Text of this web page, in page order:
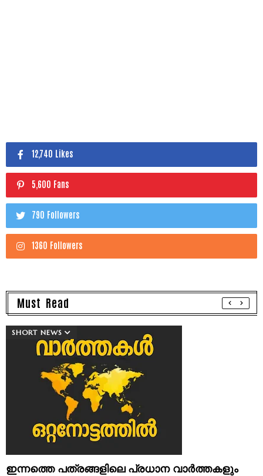
12,740 Likes
5,600 Fans
790 Followers
1360 Followers
Must Read
SHORT NEWS
ഇന്നത്തെ പത്രങ്ങളിലെ പ്രധാന വാർത്തകളും